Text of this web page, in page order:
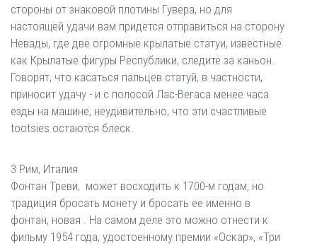
стороны от знаковой плотины Гувера, но для
настоящей удачи вам придется отправиться на сторону
Невады, где две огромные крылатые статуи, известные
как Крылатые фигуры Республики, следите за каньон.
Говорят, что касаться пальцев статуй, в частности,
приносит удачу - и с полосой Лас-Вегаса менее часа
езды на машине, неудивительно, что эти счастливые
tootsies остаются блеск.
3 Рим, Италия
Фонтан Треви, может восходить к 1700-м годам, но
традиция бросать монету и бросать ее именно в
фонтан, новая . На самом деле это можно отнести к
фильму 1954 года, удостоенному премии «Оскар», «Три